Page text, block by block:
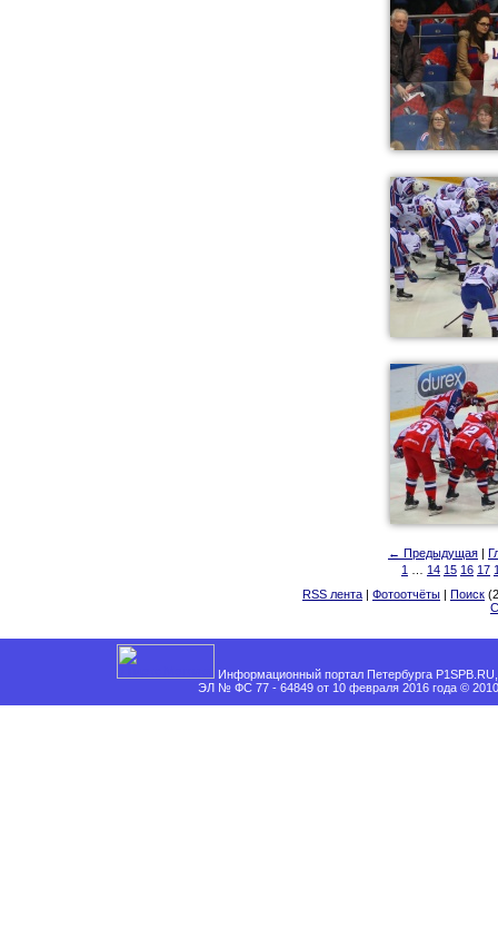
← Предыдущая |
1
14 15 16 17
RSS лента | Фотоотчёты | Поиск
Информационный портал Петербурга
ЭЛ № ФС 77 - 64849 от 10 февраля 2016 года ©